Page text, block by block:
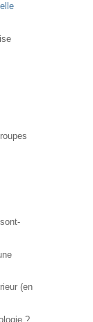
(en
?